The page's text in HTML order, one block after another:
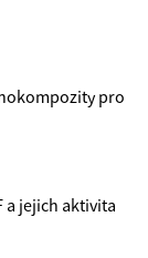
pro
a jejich aktivita